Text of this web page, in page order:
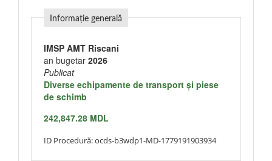
Informație generală
IMSP AMT Riscani
an bugetar 2026
Publicat
Diverse echipamente de transport şi piese
de schimb
242,847.28 MDL
ID Procedură:ocds-b3wdp1-MD-1779191903934